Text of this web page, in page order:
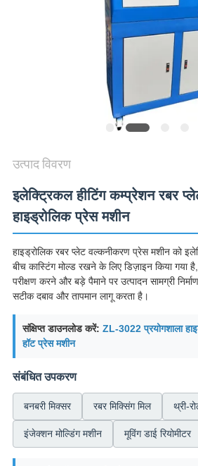
PRIVACY
POLICY
उत्पाद विवरण
इलेक्ट्रिकल हीटिंग कम्प्रेशन रबर
हाइड्रोलिक प्रेस मशीन
हाइड्रोलिक रबर प्लेट वल्कनीकरण प्रेस मशीन को
बीच कास्टिंग मोल्ड रखने के लिए डिज़ाइन किया गया
परीक्षण करने और बड़े पैमाने पर उत्पादन सामग्री
सटीक दबाव और तापमान लागू करता है।
संक्षिप्त डाउनलोड करें: ZL-3022 प्रयोगशाला
हॉट प्रेस मशीन
संबंधित उपकरण
बनबरी मिक्सर रबर मिक्सिंग मिल थ्री-
इंजेक्शन मोल्डिंग मशीन मूविंग डाई रियोमीटर